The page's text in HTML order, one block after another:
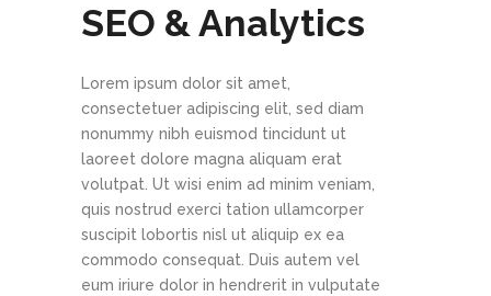
SEO & Analytics
Lorem ipsum dolor sit amet,
consectetuer adipiscing elit, sed diam
nonummy nibh euismod tincidunt ut
laoreet dolore magna aliquam erat
volutpat. Ut wisi enim ad minim veniam,
quis nostrud exerci tation ullamcorper
suscipit lobortis nisl ut aliquip ex ea
commodo consequat. Duis autem vel
eum iriure dolor in hendrerit in vulputate